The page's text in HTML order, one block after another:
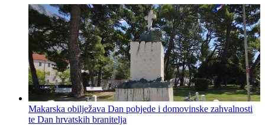
Makarska obilježava Dan pobjede i domovinske zahvalnosti
te Dan hrvatskih branitelja